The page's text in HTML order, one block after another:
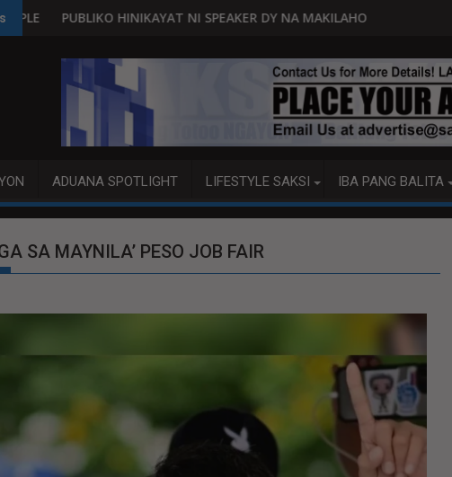
NI SPEAKER DY NA MAKILAHOK SA PAGBUO NG MGA BATAS
MALACAÑANG PINAAARAL NA
ADUANA SPOTLIGHT LIFESTYLE SAKSI IBA PANG BALITA
SA MAYNILA’ PESO JOB FAIR